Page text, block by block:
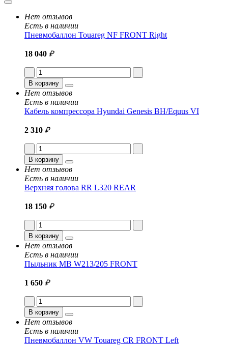
Нет отзывов
Есть в наличии
Пневмобаллон Touareg NF FRONT Right
18 040 ₽
В корзину
Нет отзывов
Есть в наличии
Кабель компрессора Hyundai Genesis BH/Equus VI
2 310 ₽
В корзину
Нет отзывов
Есть в наличии
Верхняя голова RR L320 REAR
18 150 ₽
В корзину
Нет отзывов
Есть в наличии
Пыльник MB W213/205 FRONT
1 650 ₽
В корзину
Нет отзывов
Есть в наличии
Пневмобаллон VW Touareg CR FRONT Left